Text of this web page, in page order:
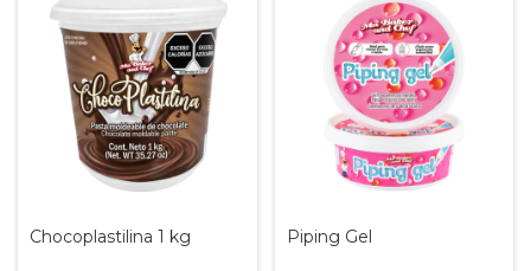
Chocoplastilina 1 kg Piping Gel